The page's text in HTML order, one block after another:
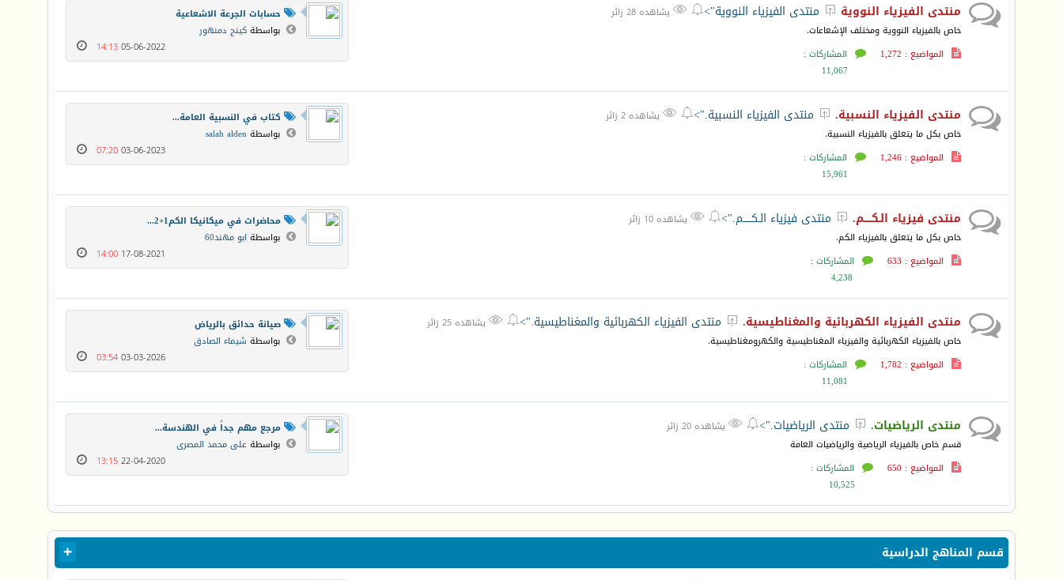
حسابات الجرعة الاشعاعية
بواسطةكينج دمنهور
05-06-2022
14:13
منتدى الفيزياء النووية  منتدى الفيزياء النووية">
 يشاهده 28 زائر
خاص بالفيزياء النووية ومختلف الإشعاعات.
المواضيع : 1,272
المشاركات :
11,067
كتاب في النسبية العامة...
بواسطةsalah alden
03-06-2023
07:20
منتدى الفيزياء النسبية.  منتدى الفيزياء النسبية.">
 يشاهده 2 زائر
خاص بكل ما يتعلق بالفيزياء النسبية.
المواضيع : 1,246
المشاركات :
15,961
محاضرات في ميكانيكا الكم1+2...
بواسطة ابو مهند60
17-08-2021
14:00
منتدى فيزياء الـكـــــم.  منتدى فيزياء الـكـــــم.">
 يشاهده 10 زائر
خاص بكل ما يتعلق بالفيزياء الكم.
المواضيع : 633
المشاركات :
4,238
صيانة حدائق بالرياض
بواسطة شيماء الصادق
03-03-2026
03:54
منتدى الفيزياء الكهربائية والمغناطيسية.  منتدى الفيزياء الكهربائية والمغناطيسية.">
 يشاهده 25 زائر
خاص بالفيزياء الكهربائية والفيزياء المغناطيسية والكهرومغناطيسية.
المواضيع : 1,782
المشاركات :
11,081
مرجع مهم جداً في الهندسة...
بواسطةعلى محمد المصرى
22-04-2020
13:15
منتدى الرياضيات.  منتدى الرياضيات.">
 يشاهده 20 زائر
قسم خاص بالفيزياء الرياضية والرياضيات العامة
المواضيع : 650
المشاركات :
10,525
قسم المناهج الدراسية